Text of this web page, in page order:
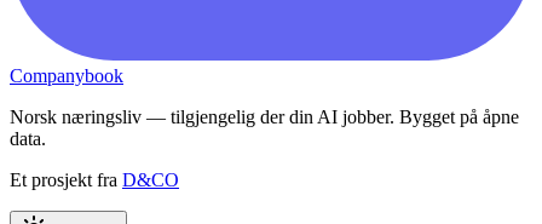
Companybook
Norsk næringsliv — tilgjengelig der din AI jobber. Bygget på åpne
data.
Et prosjekt fra D&CO